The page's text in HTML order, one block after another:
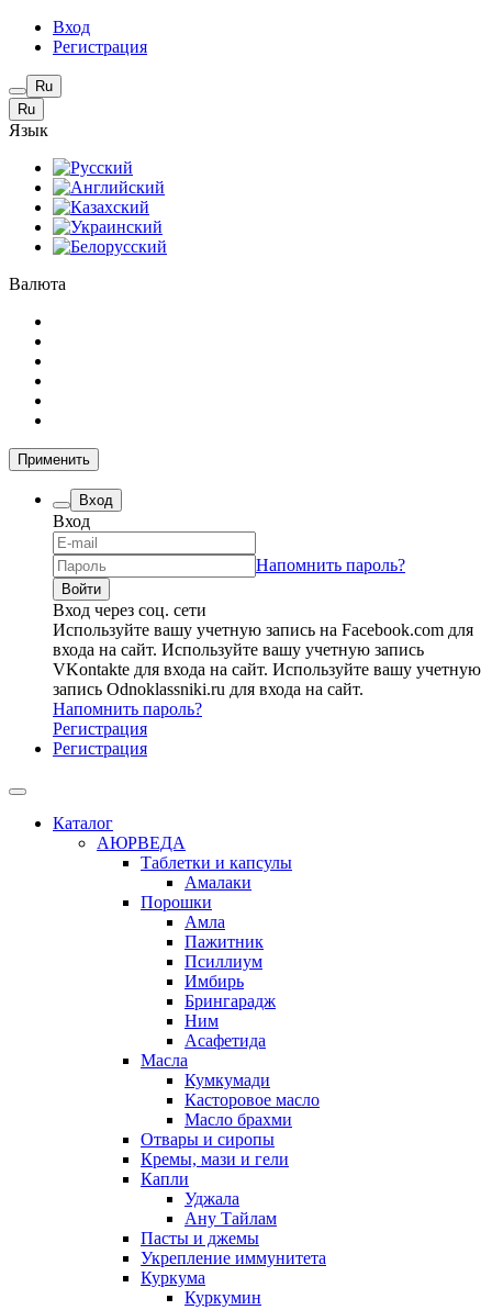
Вход
Регистрация
Ru
Ru
Язык
Валюта
Применить
Вход
Вход
Напомнить пароль?
Вход через соц. сети
Используйте вашу учетную запись на Facebook.com для
входа на сайт. Используйте вашу учетную запись
VKontakte для входа на сайт. Используйте вашу учетную
запись Odnoklassniki.ru для входа на сайт.
Напомнить пароль?
Регистрация
Регистрация
Каталог
АЮРВЕДА
Таблетки и капсулы
Амалаки
Порошки
Амла
Пажитник
Псиллиум
Имбирь
Брингарадж
Ним
Асафетида
Масла
Кумкумади
Касторовое масло
Масло брахми
Отвары и сиропы
Кремы, мази и гели
Капли
Уджала
Ану Тайлам
Пасты и джемы
Укрепление иммунитета
Куркума
Куркумин